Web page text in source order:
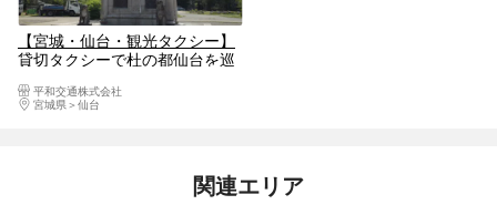
【宮城・仙台・観光タクシー】
貸切タクシーで杜の都仙台を巡
平和交通株式会社
宮城県
仙台
関連エリア